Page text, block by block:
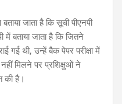
जाता है कि सूची पीएनपी
में बताया जाता है कि जितने
गई थी, उन्हें बैक पेपर परीक्षा में
नहीं मिलने पर प्रशिक्षुओं ने
की है।